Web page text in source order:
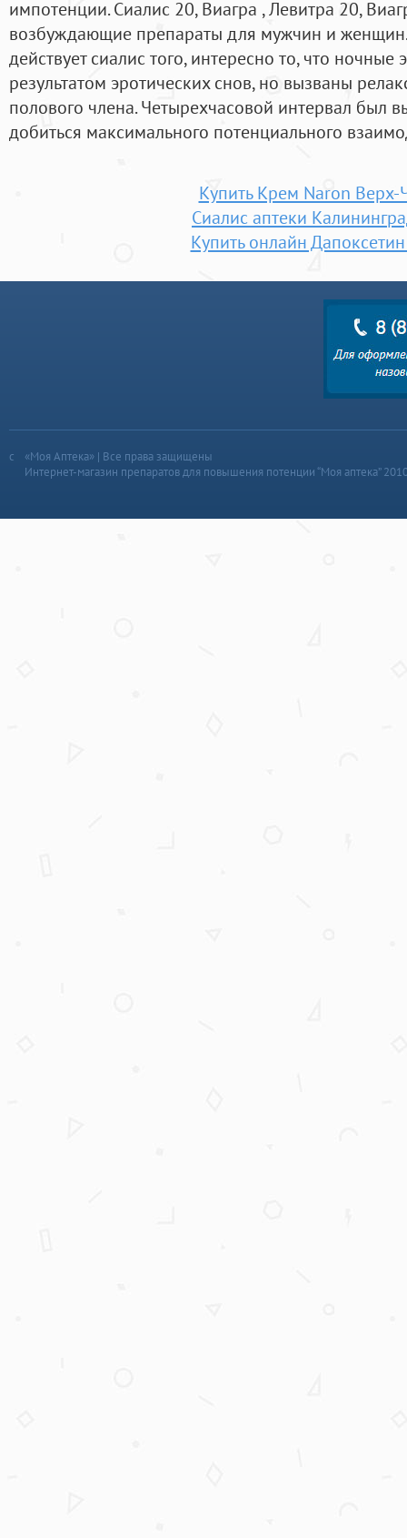
импотенции. Сиалис 20, Виагра , Левитра 20,
возбуждающие препараты для мужчин и женщин.
действует сиалис того, интересно то, что
результатом эротических снов, но вызваны
полового члена. Четырехчасовой интервал был
добиться максимального потенциального
Купить Крем Naron Верх-
Сиалис аптеки
Купить онлайн
«Моя Аптека» | Все права защищены
Интернет-магазин препаратов для повышения потенции “Моя аптека”